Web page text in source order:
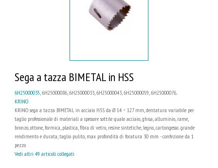
Sega a tazza BIMETAL in HSS
6H25000035, 6H25000086, 6H25000033, 6H25000043, 6H25000059, 6H25000076...
KRINO
KRINO sega a tazza BIMETAL in acciaio HSS da Ø 14 ÷ 127 mm, dentatura variabile per
taglio professionale di materiali a spessore sottile quale acciaio, ghisa, alluminio, rame,
bronzo, ottone, formica, plastica, fibra di vetro, resine sintetiche, legno, cartongesso; grande
rendimento e durata, taglio pulito, max profondità di foratura 30 mm - confezione da 1
pezzo
Vedi altri 49 articoli collegati